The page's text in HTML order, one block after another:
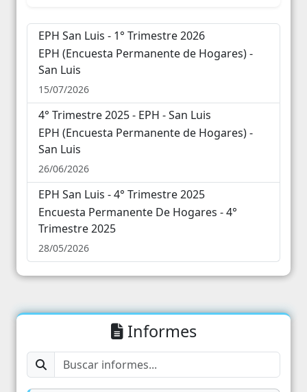
24 25 26 27 28
EPH San Luis - 1° Trimestre 2026
EPH (Encuesta Permanente de Hogares) -
San Luis
15/07/2026
4° Trimestre 2025 - EPH - San Luis
EPH (Encuesta Permanente de Hogares) -
San Luis
26/06/2026
EPH San Luis - 4° Trimestre 2025
Encuesta Permanente De Hogares - 4°
Trimestre 2025
28/05/2026
Informes